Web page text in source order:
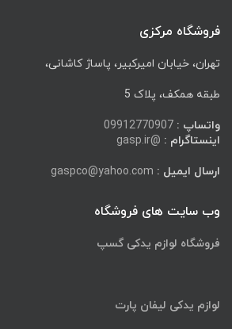
فروشگاه مرکزی
تهران، خیابان امیرکبیر، پاساژ کاشانی،
طبقه همکف، پلاک 5
واتساپ : 09912770907
اینستاگرام : @gasp.ir
ارسال ایمیل : gaspco@yahoo.com
وب سایت های فروشگاه
فروشگاه لوازم یدکی گسپ
لوازم یدکی لیفان پارت